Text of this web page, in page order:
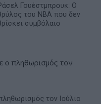
Γουέστμπρουκ: Ο
του NBA που δεν
συμβόλαιο
τον Ιούλιο